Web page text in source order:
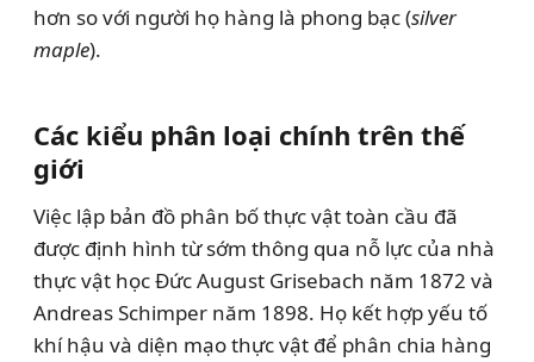
hơn so với người họ hàng là phong bạc (silver
maple).
Các kiểu phân loại chính trên thế
giới
Việc lập bản đồ phân bố thực vật toàn cầu đã
được định hình từ sớm thông qua nỗ lực của nhà
thực vật học Đức August Grisebach năm 1872 và
Andreas Schimper năm 1898. Họ kết hợp yếu tố
khí hậu và diện mạo thực vật để phân chia hàng